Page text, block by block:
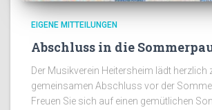
EIGENE MITTEILUNGEN
Abschluss in die
Der Musikverein Heitersheim lädt herzlich
gemeinsamen Abschluss vor der
Freuen Sie sich auf einen gemütlichen